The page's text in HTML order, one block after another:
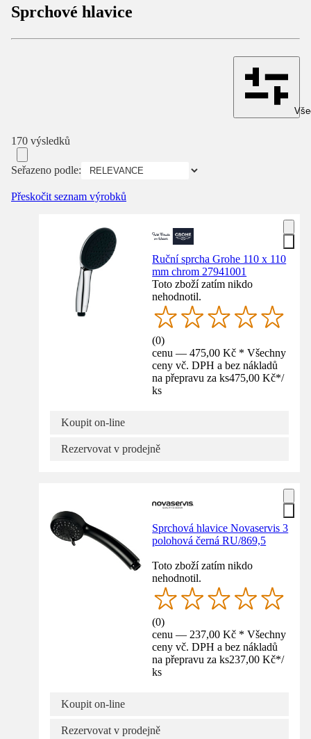
Sprchové hlavice
170 výsledků
Seřazeno podle:
Přeskočit seznam výrobků
Ruční sprcha Grohe 110 x 110
mm chrom 27941001
Toto zboží zatím nikdo
nehodnotil.
(0)
cenu — 475,00 Kč * Všechny
ceny vč. DPH a bez nákladů
na přepravu za ks475,00 Kč*/
ks
Koupit on-line
Rezervovat v prodejně
Sprchová hlavice Novaservis 3
polohová černá RU/869,5
Toto zboží zatím nikdo
nehodnotil.
(0)
cenu — 237,00 Kč * Všechny
ceny vč. DPH a bez nákladů
na přepravu za ks237,00 Kč*/
ks
Koupit on-line
Rezervovat v prodejně